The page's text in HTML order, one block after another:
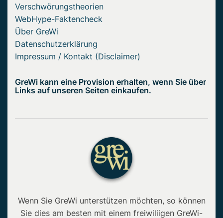
Verschwörungstheorien
WebHype-Faktencheck
Über GreWi
Datenschutzerklärung
Impressum / Kontakt (Disclaimer)
GreWi kann eine Provision erhalten, wenn Sie über
Links auf unseren Seiten einkaufen.
Wenn Sie GreWi unterstützen möchten, so können
Sie dies am besten mit einem freiwiliigen GreWi-